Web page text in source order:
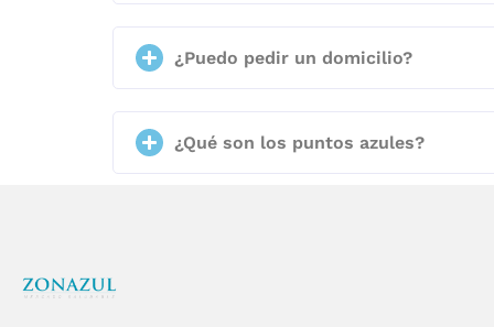
¿Puedo pedir un domicilio?
¿Qué son los puntos azules?